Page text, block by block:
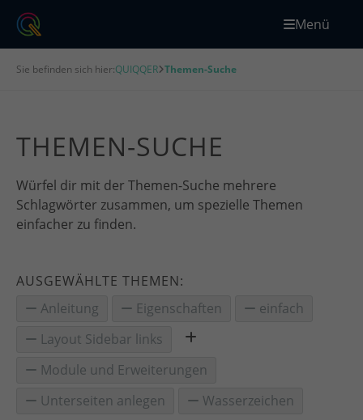
Menü
Sie befinden sich hier:QUIQQER Themen-Suche
THEMEN-SUCHE
Würfel dir mit der Themen-Suche mehrere
Schlagwörter zusammen, um spezielle Themen
einfacher zu finden.
AUSGEWÄHLTE THEMEN:
Anleitung
Eigenschaften
einfach
Layout Sidebar links
Module und Erweiterungen
Unterseiten anlegen
Wasserzeichen